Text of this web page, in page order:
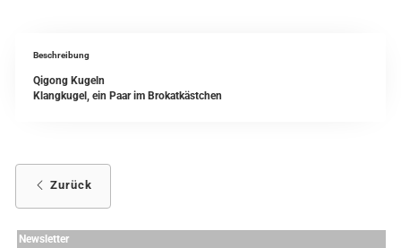
Beschreibung
Qigong Kugeln
Klangkugel, ein Paar im Brokatkästchen
Zurück
Newsletter